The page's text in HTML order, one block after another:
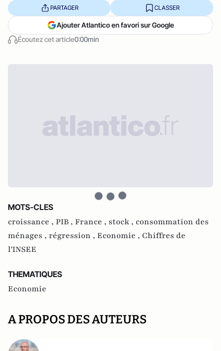
Écoutez cet article0:00min
PARTAGER CLASSER
Ajouter Atlantico en favori sur Google
MOTS-CLES
croissance , PIB , France , stock , consommation des
ménages , régression , Economie , Chiffres de
l'INSEE
THEMATIQUES
Economie
A PROPOS DES AUTEURS